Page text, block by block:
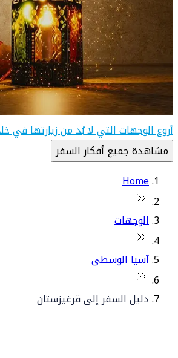
أروع الوجهات التي لا بُد من زيارتها
مشاهدة جميع أفكار السفر
Home
الوجهات
آسيا الوسطى
دليل السفر إلى قرغيزستان